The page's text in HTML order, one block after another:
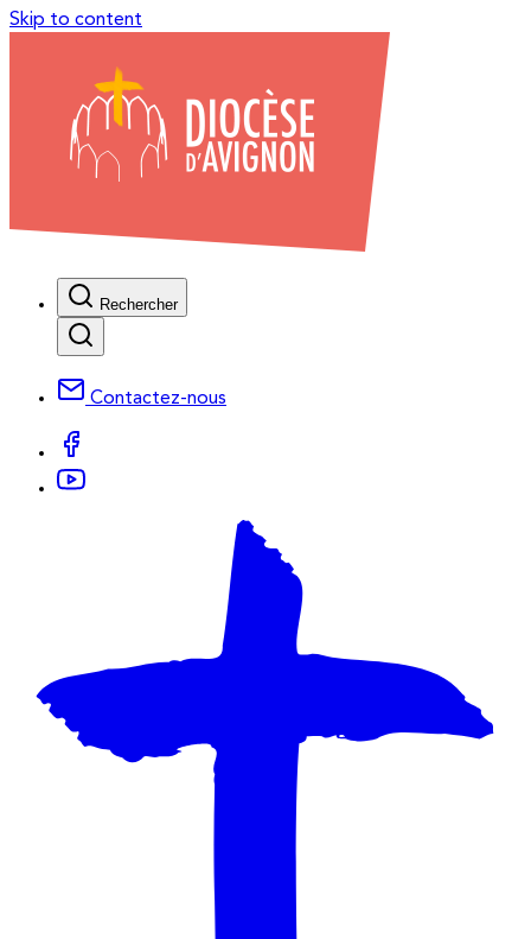
Skip to content
Rechercher
Contactez-nous